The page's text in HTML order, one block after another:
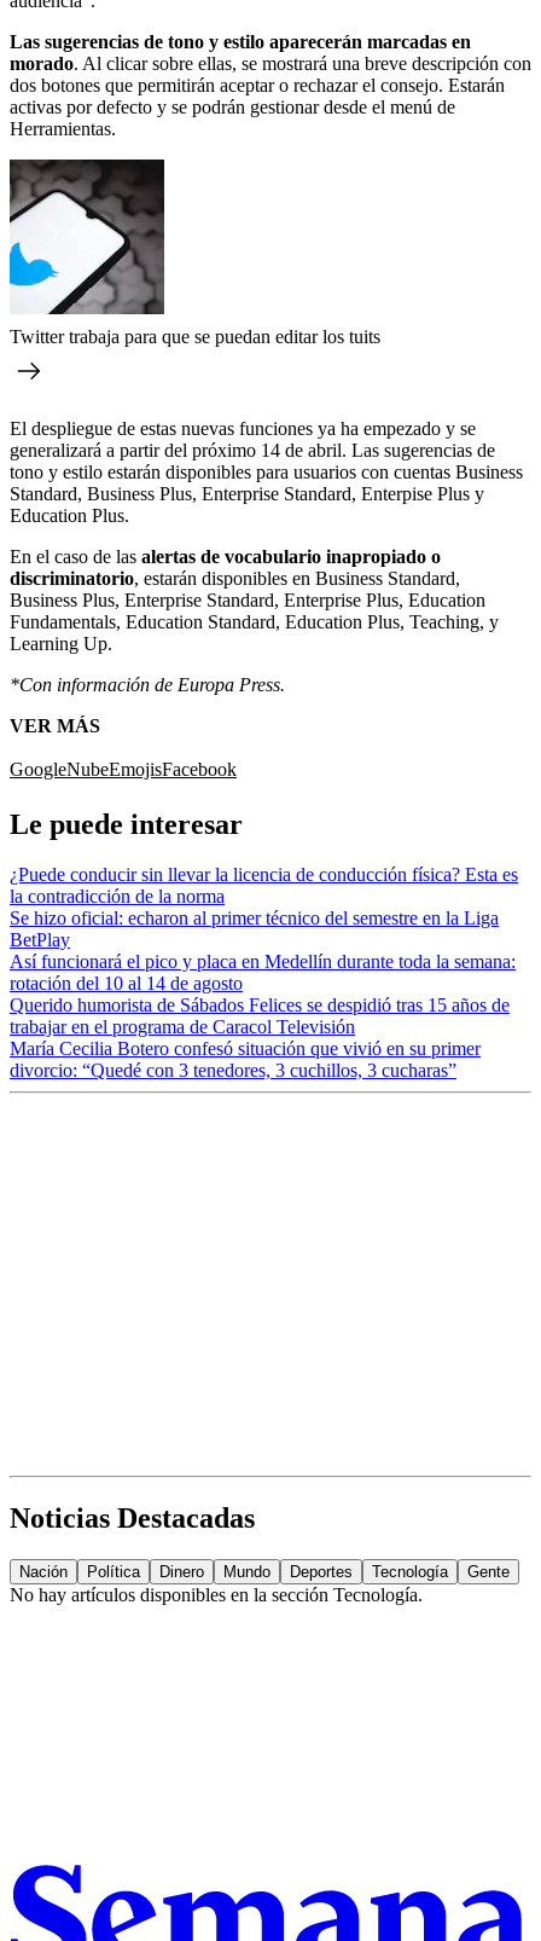
Las sugerencias de tono y estilo aparecerán marcadas en
morado. Al clicar sobre ellas, se mostrará una breve descripción con
dos botones que permitirán aceptar o rechazar el consejo. Estarán
activas por defecto y se podrán gestionar desde el menú de
Herramientas.
Twitter trabaja para que se puedan editar los tuits
El despliegue de estas nuevas funciones ya ha empezado y se
generalizará a partir del próximo 14 de abril. Las sugerencias de
tono y estilo estarán disponibles para usuarios con cuentas Business
Standard, Business Plus, Enterprise Standard, Enterpise Plus y
Education Plus.
En el caso de las alertas de vocabulario inapropiado o
discriminatorio, estarán disponibles en Business Standard,
Business Plus, Enterprise Standard, Enterprise Plus, Education
Fundamentals, Education Standard, Education Plus, Teaching, y
Learning Up.
*Con información de Europa Press.
VER MÁS
GoogleNubeEmojisFacebook
Le puede interesar
¿Puede conducir sin llevar la licencia de conducción física? Esta es
la contradicción de la norma
Se hizo oficial: echaron al primer técnico del semestre en la Liga
BetPlay
Así funcionará el pico y placa en Medellín durante toda la semana:
rotación del 10 al 14 de agosto
Querido humorista de Sábados Felices se despidió tras 15 años de
trabajar en el programa de Caracol Televisión
María Cecilia Botero confesó situación que vivió en su primer
divorcio: “Quedé con 3 tenedores, 3 cuchillos, 3 cucharas”
Noticias Destacadas
Nación Política Dinero Mundo Deportes Tecnología Gente
No hay artículos disponibles en la sección Tecnología.